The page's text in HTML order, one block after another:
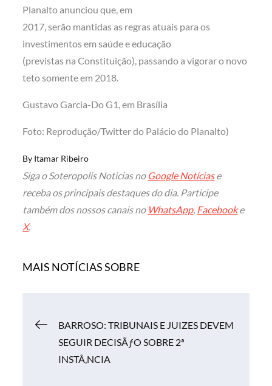
Planalto anunciou que, em
2017, serão mantidas as regras atuais para os
investimentos em saúde e educação
(previstas na Constituição), passando a vigorar o novo
teto somente em 2018.
Gustavo Garcia-Do G1, em Brasília
Foto: Reprodução/Twitter do Palácio do Planalto)
By Itamar Ribeiro
Siga o Soteropolis Noticias no Google Notíciase
receba os principais destaques do dia. Participe
também dos nossos canais no WhatsApp, Facebooke
X.
MAIS NOTÍCIAS SOBRE
Navegação
de
BARROSO: TRIBUNAIS E JUIZES DEVEM
SEGUIR DECISÃƒO SOBRE 2ª
INSTÂ‚NCIA